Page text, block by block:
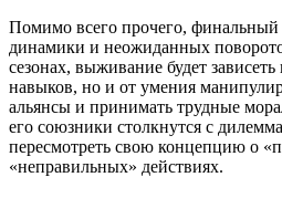
Помимо всего прочего, финальный
динамики и неожиданных
сезонах, выживание будет
навыков, но и от умения
альянсы и принимать трудные
его союзники столкнутся с
пересмотреть свою концепцию о
«неправильных» действиях.